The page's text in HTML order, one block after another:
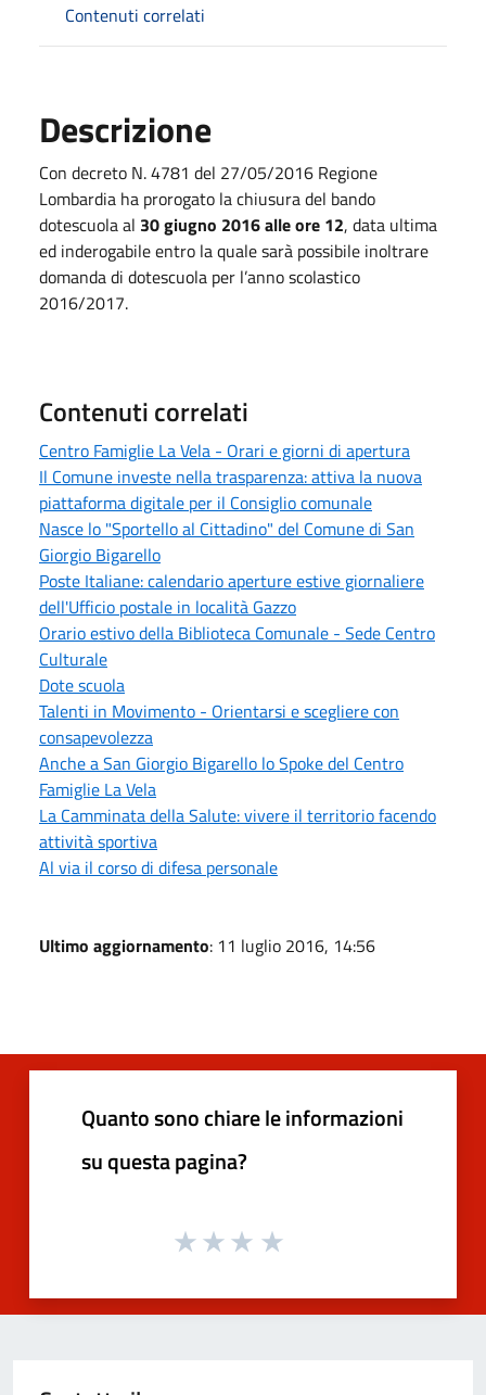
Contenuti correlati
Descrizione
Con decreto N. 4781 del 27/05/2016 Regione
Lombardia ha prorogato la chiusura del bando
dotescuola al 30 giugno 2016 alle ore 12, data ultima
ed inderogabile entro la quale sarà possibile inoltrare
domanda di dotescuola per l’anno scolastico
2016/2017.
Contenuti correlati
Centro Famiglie La Vela - Orari e giorni di apertura
Il Comune investe nella trasparenza: attiva la nuova
piattaforma digitale per il Consiglio comunale
Nasce lo "Sportello al Cittadino" del Comune di San
Giorgio Bigarello
Poste Italiane: calendario aperture estive giornaliere
dell'Ufficio postale in località Gazzo
Orario estivo della Biblioteca Comunale - Sede Centro
Culturale
Dote scuola
Talenti in Movimento - Orientarsi e scegliere con
consapevolezza
Anche a San Giorgio Bigarello lo Spoke del Centro
Famiglie La Vela
La Camminata della Salute: vivere il territorio facendo
attività sportiva
Al via il corso di difesa personale
Ultimo aggiornamento: 11 luglio 2016, 14:56
Quanto sono chiare le informazioni
su questa pagina?